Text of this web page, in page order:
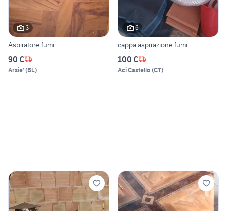
3
Aspiratore fumi
90 €
Arsie' (BL)
6
cappa aspirazione fumi
100 €
Aci Castello(CT)